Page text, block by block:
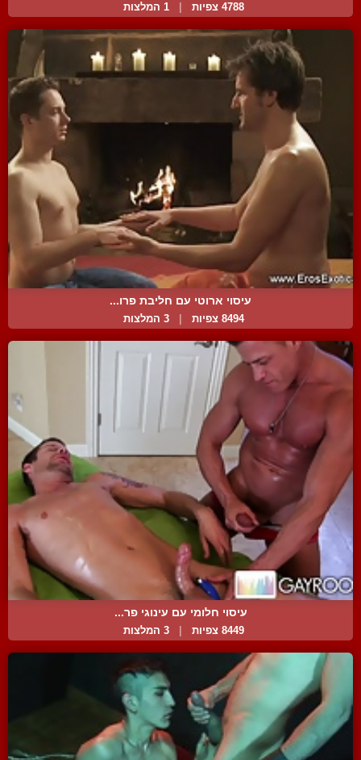
4788 צפיות 1 המלצות
עיסוי ארוטי עם חליבת פרו...
8494 צפיות 3 המלצות
עיסוי חלומי עם עינוגי פר...
8449 צפיות 3 המלצות